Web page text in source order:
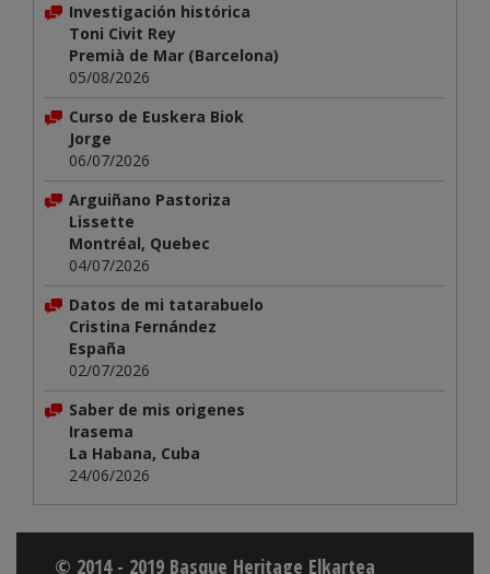
Investigación histórica
Toni Civit Rey
Premià de Mar (Barcelona)
05/08/2026
Curso de Euskera Biok
Jorge
06/07/2026
Arguiñano Pastoriza
Lissette
Montréal, Quebec
04/07/2026
Datos de mi tatarabuelo
Cristina Fernández
España
02/07/2026
Saber de mis origenes
Irasema
La Habana, Cuba
24/06/2026
© 2014 - 2019 Basque Heritage Elkartea